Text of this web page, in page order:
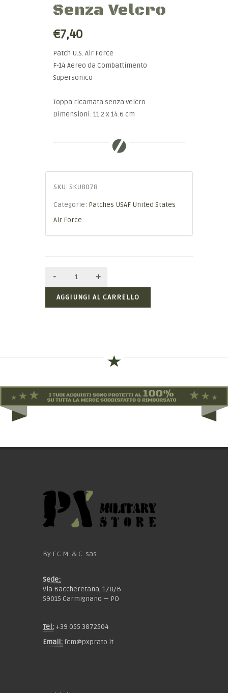
Senza Velcro
€7,40
Patch U.S. Air Force
F-14 Aereo da Combattimento
Supersonico
Toppa ricamata senza velcro
Dimensioni: 11.2 x 14.6 cm
SKU: SKU8078
Categorie: Patches USAF United States
Air Force
AGGIUNGI AL CARRELLO
By F.C.M. & C. sas
Sede:
Via Baccheretana, 178/B
59015 Carmignano — PO
Tel: +39 055 3872504
Email: fcm@pxprato.it